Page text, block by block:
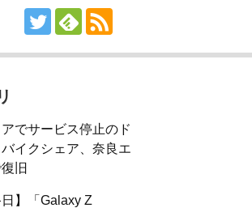
でサービス停止のド
イクシェア、奈良エ
旧
日】「Galaxy Z